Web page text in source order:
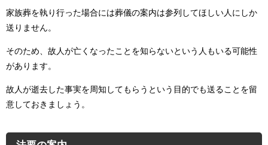
家族葬を執り行った場合には葬儀の案内は参列してほしい人にしか
送りません。
そのため、故人が亡くなったことを知らないという人もいる可能性
があります。
故人が逝去した事実を周知してもらうという目的でも送ることを留
意しておきましょう。